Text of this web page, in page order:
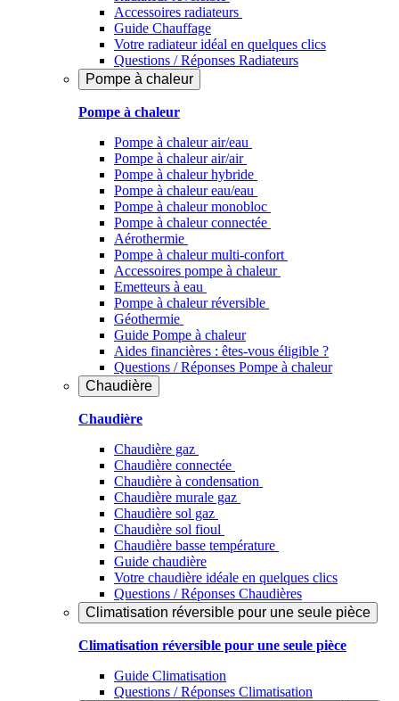
Accessoires radiateurs
Guide Chauffage
Votre radiateur idéal en quelques clics
Questions / Réponses Radiateurs
Pompe à chaleur
Pompe à chaleur
Pompe à chaleur air/eau
Pompe à chaleur air/air
Pompe à chaleur hybride
Pompe à chaleur​ eau/eau
Pompe à chaleur monobloc
Pompe à chaleur connectée
Aérothermie
Pompe à chaleur multi-confort
Accessoires pompe à chaleur
Emetteurs à eau
Pompe à chaleur réversible
Géothermie
Guide Pompe à chaleur
Aides financières : êtes-vous éligible ?
Questions / Réponses Pompe à chaleur
Chaudière
Chaudière
Chaudière gaz
Chaudière connectée
Chaudière à condensation
Chaudière murale gaz
Chaudière sol gaz
Chaudière sol fioul
Chaudière basse température
Guide chaudière
Votre chaudière idéale en quelques clics
Questions / Réponses Chaudières
Climatisation réversible pour une seule pièce
Climatisation réversible pour une seule pièce
Guide Climatisation
Questions / Réponses Climatisation